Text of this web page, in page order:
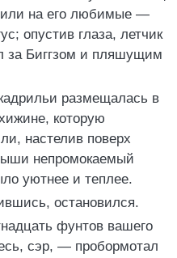
на его любимые —
опустив глаза, летчик
за Биггзом и пляшущим
размещалась в
которую
настелив поверх
непромокаемый
уютнее и теплее.
остановился.
фунтов вашего
сэр, — пробормотал